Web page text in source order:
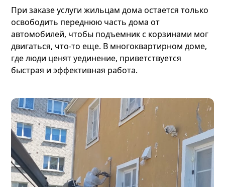
При заказе услуги жильцам дома остается только
освободить переднюю часть дома от
автомобилей, чтобы подъемник с корзинами мог
двигаться, что-то еще. В многоквартирном доме,
где люди ценят уединение, приветствуется
быстрая и эффективная работа.